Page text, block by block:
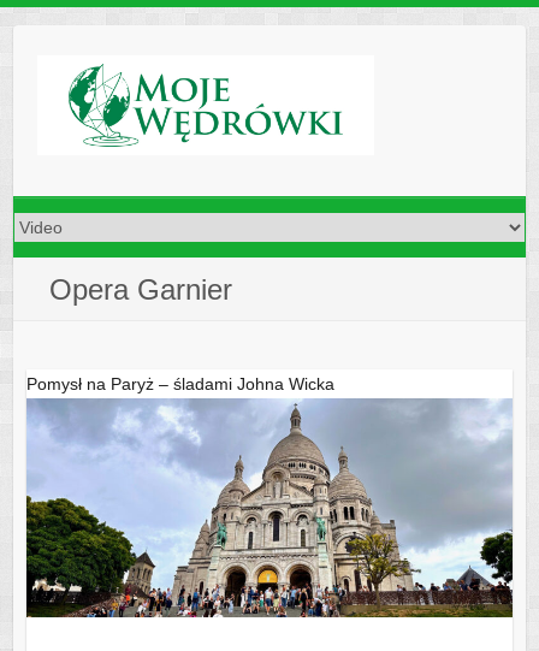
Opera Garnier
Pomysł na Paryż – śladami Johna Wicka